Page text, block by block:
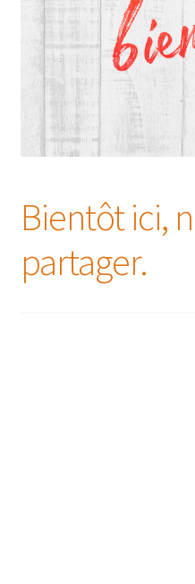
Bientôt ici,
partager.